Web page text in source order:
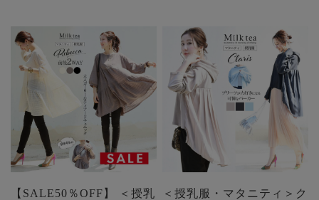
【SALE50％OFF】 ＜授乳
＜授乳服・マタニティ＞ク